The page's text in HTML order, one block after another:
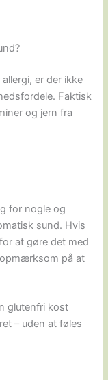
er der ikke
Faktisk
og jern fra
for nogle og
sund. Hvis
at gøre det med
på at
glutenfri kost
– uden at føles